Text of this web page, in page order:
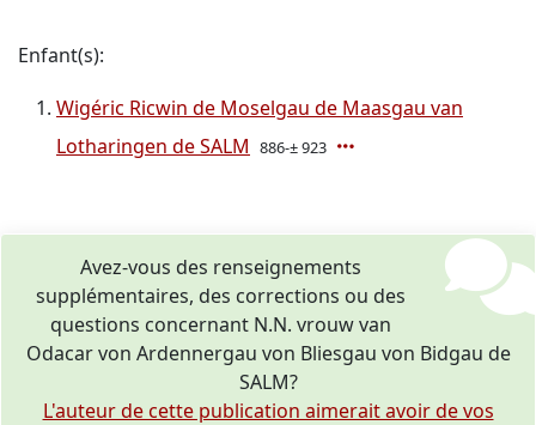
Enfant(s):
Wigéric Ricwin de Moselgau de Maasgau van
Lotharingen de SALM 886-± 923
Avez-vous des renseignements
supplémentaires, des corrections ou des
questions concernant N.N. vrouw van
Odacar von Ardennergau von Bliesgau von Bidgau de
SALM?
L'auteur de cette publication aimerait avoir de vos